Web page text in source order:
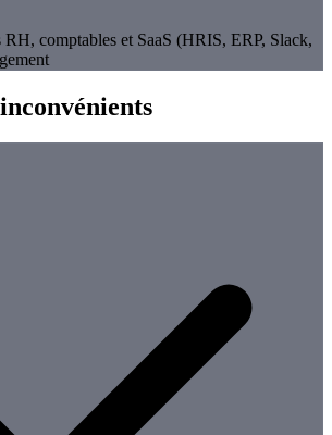
comptables et SaaS (HRIS, ERP, Slack,